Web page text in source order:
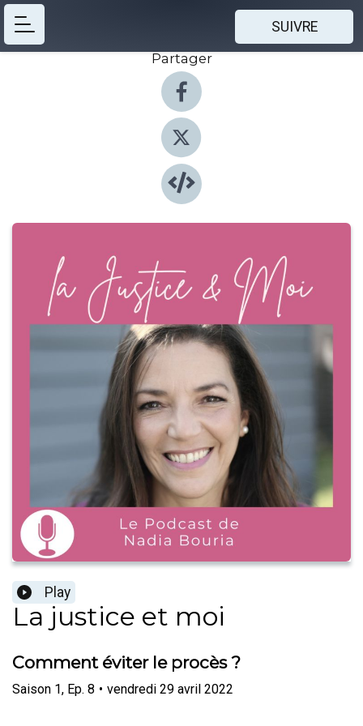
SUIVRE
Partager
Play
La justice et moi
Comment éviter le procès ?
Saison 1, Ep. 8 • vendredi 29 avril 2022